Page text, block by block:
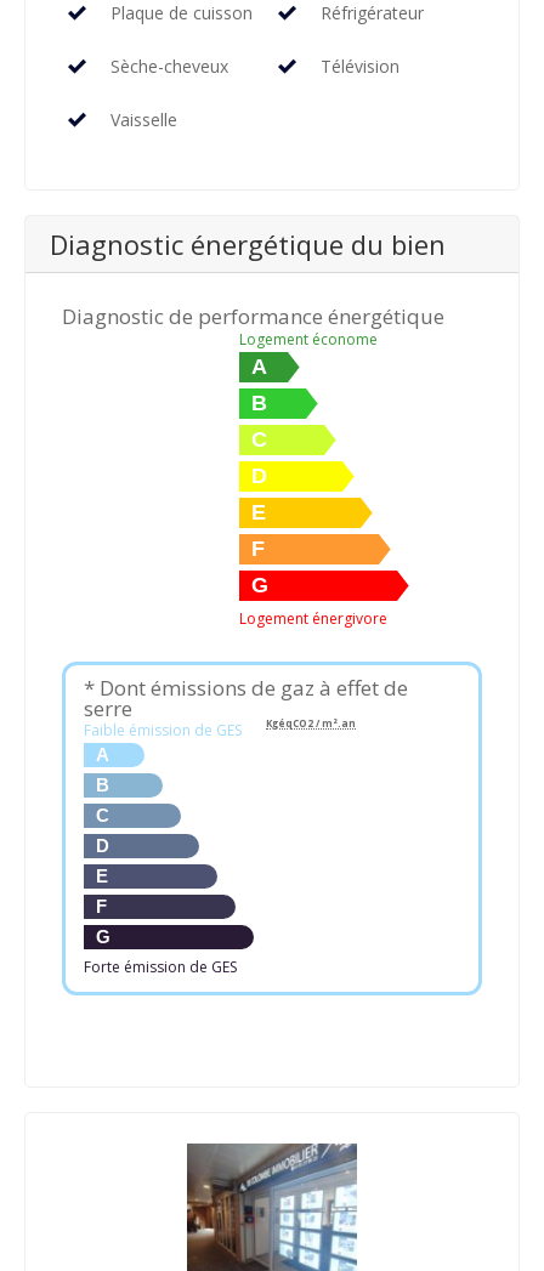
Plaque de cuisson Réfrigérateur
Sèche-cheveux Télévision
Vaisselle
Diagnostic énergétique du bien
Diagnostic de performance énergétique
Logement économe
A
B
C
D
E
F
G
Logement énergivore
* Dont émissions de gaz à effet de
serre
Faible émission de GES
A
B
C
D
E
F
G
Forte émission de GES
KgéqCO2 / m².an